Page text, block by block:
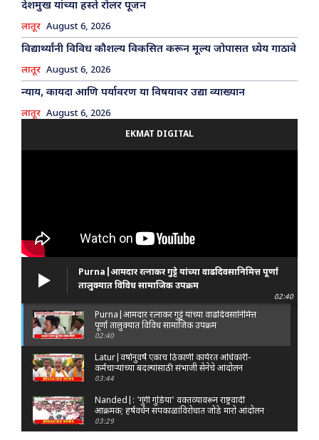
देशमुख यांच्या हस्ते रोलर पूजन
लातूर August 6, 2026
विद्यार्थ्यांनी विविध कौशल्य विकसित करून मूल्य जोपासत ध्येय गाठावे
लातूर August 6, 2026
न्याय, कायदा आणि पर्यावरण या विषयावर उद्या व्याख्यान
लातूर August 6, 2026
EKMAT DIGITAL
Purna|आमदार रत्नाकर गुट्टे यांच्या वाढदिवसानिमित्त पूर्णा
तालुक्यात विविध सामाजिक उपक्रम
02:40
Purna|आमदार रत्नाकर गुट्टे यांच्या वाढदिवसानिमित्त
पूर्णा तालुक्यात विविध सामाजिक उपक्रम
02:40
Latur|वर्षानुवर्षे एकाच ठिकाणी कार्यरत अधिकारी-
कर्मचाऱ्यांच्या बदल्यांसाठी संभाजी सेनेचे आंदोलन
03:44
Nanded|: 'गुंगी गुडिया' वक्तव्यावरून राष्ट्रवादी
आक्रमक; हर्षवर्धन सपकाळांविरोधात जोडे मारो आंदोलन
03:29